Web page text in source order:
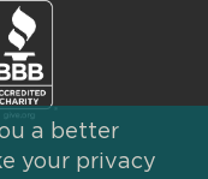
a better
your privacy